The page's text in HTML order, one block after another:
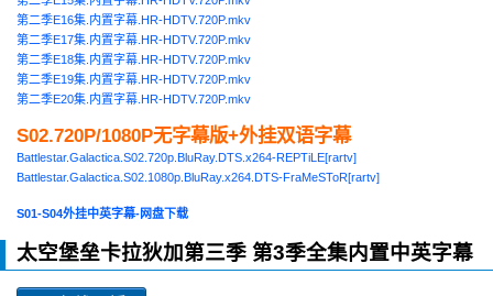
第二季E16集.内置字幕.HR-HDTV.720P.mkv
第二季E17集.内置字幕.HR-HDTV.720P.mkv
第二季E18集.内置字幕.HR-HDTV.720P.mkv
第二季E19集.内置字幕.HR-HDTV.720P.mkv
第二季E20集.内置字幕.HR-HDTV.720P.mkv
S02.720P/1080P无字幕版+外挂双语字幕
Battlestar.Galactica.S02.720p.BluRay.DTS.x264-REPTiLE[rartv]
Battlestar.Galactica.S02.1080p.BluRay.x264.DTS-FraMeSToR[rartv]
S01-S04外挂中英字幕-网盘下载
太空堡垒卡拉狄加第三季 第3季全集内置中英字幕